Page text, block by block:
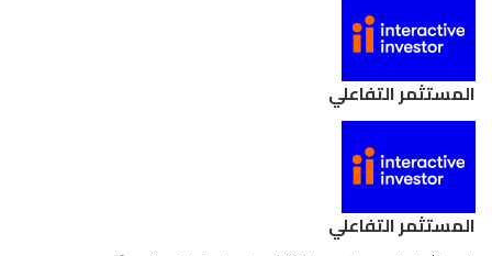
المستثمر التفاعلي
المستثمر التفاعلي